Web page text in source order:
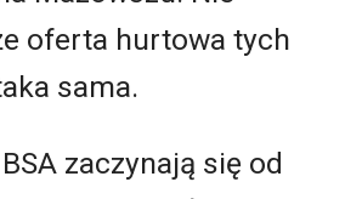
oferta hurtowa tych
sama.
zaczynają się od